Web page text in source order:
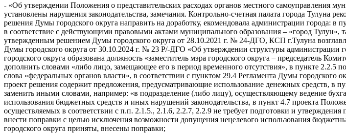
- «Об утверждении Положения о представительских расходах органов местного самоуправления
установлены нарушения законодательства, замечания. Контрольно-счетная палата города Тулуна
решения Думы городского округа направить на доработку, екомендовала администрации города:
в соответствие с действующими правовыми актами муниципального образования – «город Тулун»,
утвержденным решением Думы городского округа от 28.10.2021 г. № 24-ДГО, КСП г.Тулуна
Думы городского округа от 30.10.2024 г. № 23 Р/-ДГО «Об утверждении структуры администрации
городского округа образована должность «заместитель мэра городского округа – председатель
дополнить словами «либо лицо, замещающее его в период временного отсутствия», в пункте 2.2.5
слова «федеральных органов власти», в соответствии с пунктом 29.4 Регламента Думы городского
проект решения содержит предложения, предусматривающие использование денежных средств, в
заменить иными словами, например: «в подразделение (либо лицу), осуществляющему ведение
использования бюджетных средств и иных нарушений законодательства, в пункт 4.7 проекта
осуществляемых в соответствии с п.п. 2.1.5., 2.1.6, 2.2.7, 2.2.9 не требует подготовки и
внести поправки с целью исключения возможности допущения нецелевого использования
городского округа приняты, внесены поправки;